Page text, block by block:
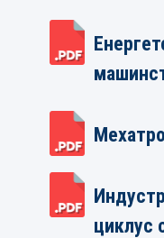
циклус